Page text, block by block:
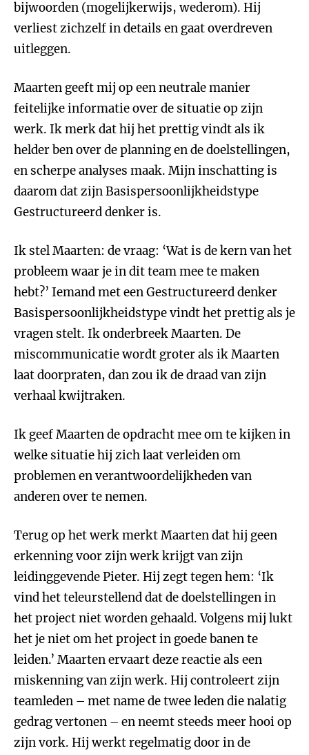
bijwoorden (mogelijkerwijs, wederom). Hij
verliest zichzelf in details en gaat overdreven
uitleggen.
Maarten geeft mij op een neutrale manier
feitelijke informatie over de situatie op zijn
werk. Ik merk dat hij het prettig vindt als ik
helder ben over de planning en de doelstellingen,
en scherpe analyses maak. Mijn inschatting is
daarom dat zijn Basispersoonlijkheidstype
Gestructureerd denker is.
Ik stel Maarten: de vraag: ‘Wat is de kern van het
probleem waar je in dit team mee te maken
hebt?’ Iemand met een Gestructureerd denker
Basispersoonlijkheidstype vindt het prettig als je
vragen stelt. Ik onderbreek Maarten. De
miscommunicatie wordt groter als ik Maarten
laat doorpraten, dan zou ik de draad van zijn
verhaal kwijtraken.
Ik geef Maarten de opdracht mee om te kijken in
welke situatie hij zich laat verleiden om
problemen en verantwoordelijkheden van
anderen over te nemen.
Terug op het werk merkt Maarten dat hij geen
erkenning voor zijn werk krijgt van zijn
leidinggevende Pieter. Hij zegt tegen hem: ‘Ik
vind het teleurstellend dat de doelstellingen in
het project niet worden gehaald. Volgens mij lukt
het je niet om het project in goede banen te
leiden.’ Maarten ervaart deze reactie als een
miskenning van zijn werk. Hij controleert zijn
teamleden – met name de twee leden die nalatig
gedrag vertonen – en neemt steeds meer hooi op
zijn vork. Hij werkt regelmatig door in de